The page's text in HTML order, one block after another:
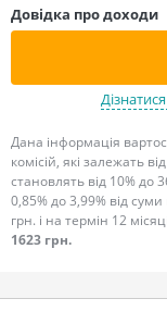
Довідка про доходи
Дана інформація
комісій, які залежать
становлять від 10% до
0,85% до 3,99% від
грн. і на термін 12
1623 грн.